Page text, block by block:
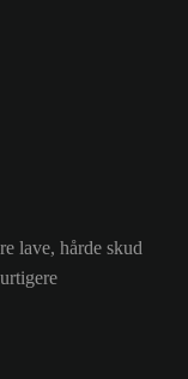
lave, hårde skud